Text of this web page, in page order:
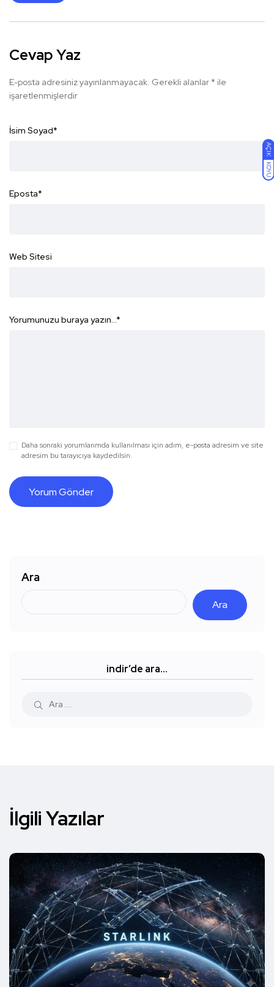
AÇIK
KOYU
Cevap Yaz
E-posta adresiniz yayınlanmayacak. Gerekli alanlar * ile
işaretlenmişlerdir
İsim Soyad*
Eposta*
Web Sitesi
Yorumunuzu buraya yazın...*
Daha sonraki yorumlarımda kullanılması için adım, e-posta adresim ve site
adresim bu tarayıcıya kaydedilsin.
Ara
Ara
indir’de ara…
İlgili Yazılar